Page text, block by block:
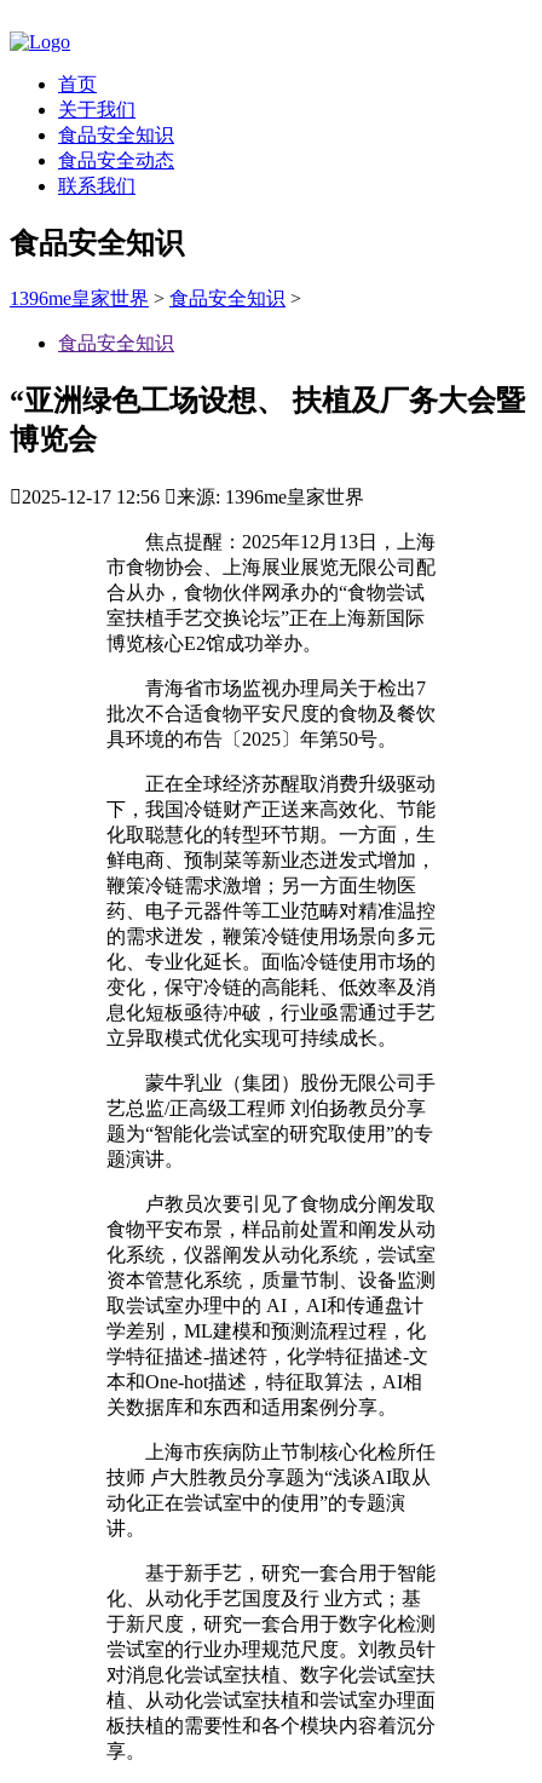
首页
关于我们
食品安全知识
食品安全动态
联系我们
食品安全知识
1396me皇家世界 > 食品安全知识 >
食品安全知识
“亚洲绿色工场设想、 扶植及厂务大会暨
博览会
2025-12-17 12:56 来源: 1396me皇家世界
焦点提醒：2025年12月13日，上海
市食物协会、上海展业展览无限公司配
合从办，食物伙伴网承办的“食物尝试
室扶植手艺交换论坛”正在上海新国际
博览核心E2馆成功举办。
青海省市场监视办理局关于检出7
批次不合适食物平安尺度的食物及餐饮
具环境的布告〔2025〕年第50号。
正在全球经济苏醒取消费升级驱动
下，我国冷链财产正送来高效化、节能
化取聪慧化的转型环节期。一方面，生
鲜电商、预制菜等新业态迸发式增加，
鞭策冷链需求激增；另一方面生物医
药、电子元器件等工业范畴对精准温控
的需求迸发，鞭策冷链使用场景向多元
化、专业化延长。面临冷链使用市场的
变化，保守冷链的高能耗、低效率及消
息化短板亟待冲破，行业亟需通过手艺
立异取模式优化实现可持续成长。
蒙牛乳业（集团）股份无限公司手
艺总监/正高级工程师 刘伯扬教员分享
题为“智能化尝试室的研究取使用”的专
题演讲。
卢教员次要引见了食物成分阐发取
食物平安布景，样品前处置和阐发从动
化系统，仪器阐发从动化系统，尝试室
资本管慧化系统，质量节制、设备监测
取尝试室办理中的 AI，AI和传通盘计
学差别，ML建模和预测流程过程，化
学特征描述-描述符，化学特征描述-文
本和One-hot描述，特征取算法，AI相
关数据库和东西和适用案例分享。
上海市疾病防止节制核心化检所任
技师 卢大胜教员分享题为“浅谈AI取从
动化正在尝试室中的使用”的专题演
讲。
基于新手艺，研究一套合用于智能
化、从动化手艺国度及行 业方式；基
于新尺度，研究一套合用于数字化检测
尝试室的行业办理规范尺度。刘教员针
对消息化尝试室扶植、数字化尝试室扶
植、从动化尝试室扶植和尝试室办理面
板扶植的需要性和各个模块内容着沉分
享。